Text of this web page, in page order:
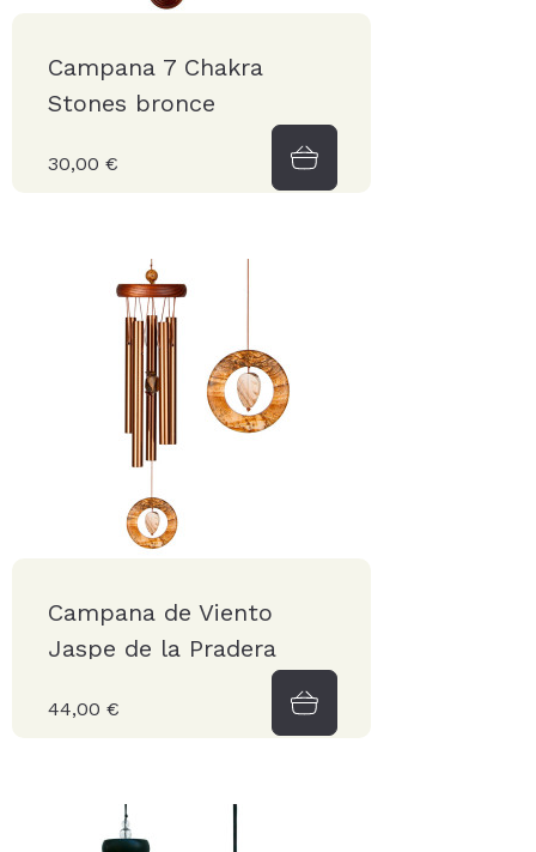
Campana 7 Chakra
Stones bronce
30,00 €
Campana de Viento
Jaspe de la Pradera
44,00 €